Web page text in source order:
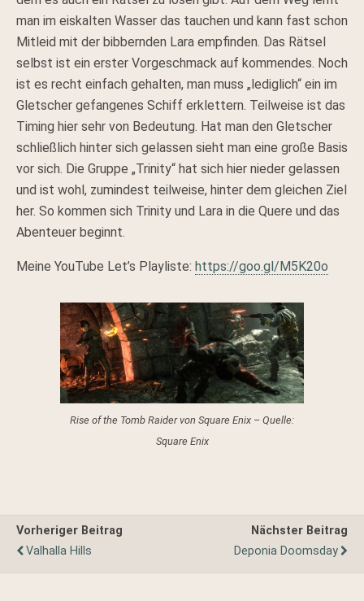
man im eiskalten Wasser das tauchen und kann fast schon
Mitleid mit der bibbernden Lara empfinden. Das Rätsel
selbst ist ein erster Vorgeschmack auf kommendes. Noch
ist es recht einfach gehalten, man muss „lediglich“ ein im
Gletscher gefangenes Schiff erklettern. Teilweise ist das
Timing hier sehr von Bedeutung. Hat man den Gletscher
schließlich hinter sich gelassen sieht man eine große Basis
vor sich. Die Gruppe „Trinity“ hat sich hier nieder gelassen
und ist wohl, zumindest teilweise, hinter dem gleichen Ziel
her. So kommen sich Trinity und Lara in die Quere und das
Abenteuer beginnt.
Meine YouTube Let’s Playliste: https://goo.gl/M5K20o
Rise of the Tomb Raider von Square Enix – Quelle:
Square Enix
Vorheriger Beitrag
Valhalla Hills
Nächster Beitrag
Deponia Doomsday